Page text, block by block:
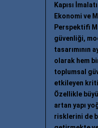
Kapısı
Ekonomi ve
Perspektifi
güvenliği,
tasarımının
olarak hem
toplumsal
etkileyen
Özellikle
artan yapı
risklerini de